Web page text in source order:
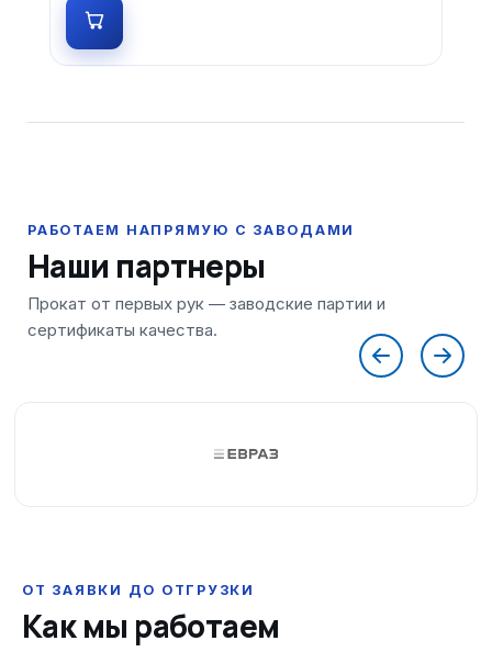
Наши партнеры
ОТ ЗАЯВКИ ДО ОТГРУЗКИ
Как мы работаем